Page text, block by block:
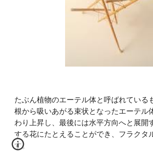
たぶん植物のエーテル体と呼ばれている
根から吸いあがる束状となったエーテル
わり上昇し、最後には水平方向へと展開
する花にたとえることができ、フラクタ
す。